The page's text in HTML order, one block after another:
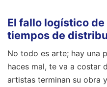
El fallo logístico
tiempos de
No todo es arte; hay una
haces mal, te va a costar
artistas terminan su obra